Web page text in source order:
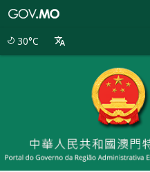
30°C